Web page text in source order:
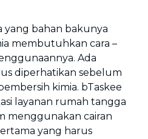
yang bahan bakunya
membutuhkan cara –
Ada
diperhatikan sebelum
kimia. bTaskee
layanan rumah tangga
menggunakan cairan
yang harus